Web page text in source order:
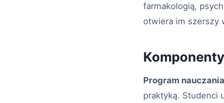
farmakologią,
otwiera im szerszy
Program nauczania
praktyką. Studenci